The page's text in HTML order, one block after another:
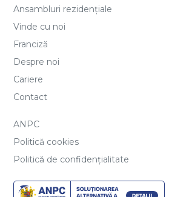
Ansambluri rezidențiale
Vinde cu noi
Franciză
Despre noi
Cariere
Contact
ANPC
Politică cookies
Politică de confidențialitate